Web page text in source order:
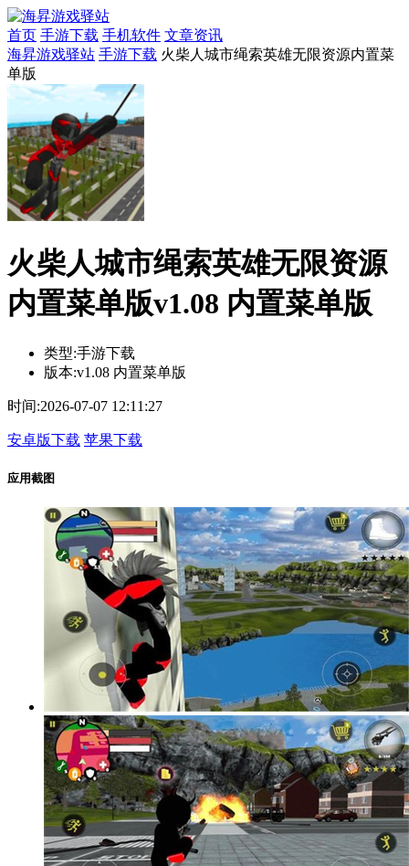
首页 手游下载 手机软件 文章资讯
海昇游戏驿站 手游下载 火柴人城市绳索英雄无限资源内置菜
单版
火柴人城市绳索英雄无限资源
内置菜单版v1.08 内置菜单版
类型:手游下载
版本:v1.08 内置菜单版
时间:2026-07-07 12:11:27
安卓版下载 苹果下载
应用截图